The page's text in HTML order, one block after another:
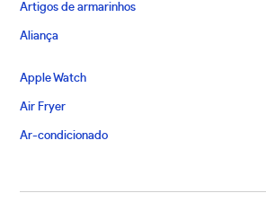
Artigos de armarinhos
Aliança
Apple Watch
Air Fryer
Ar-condicionado